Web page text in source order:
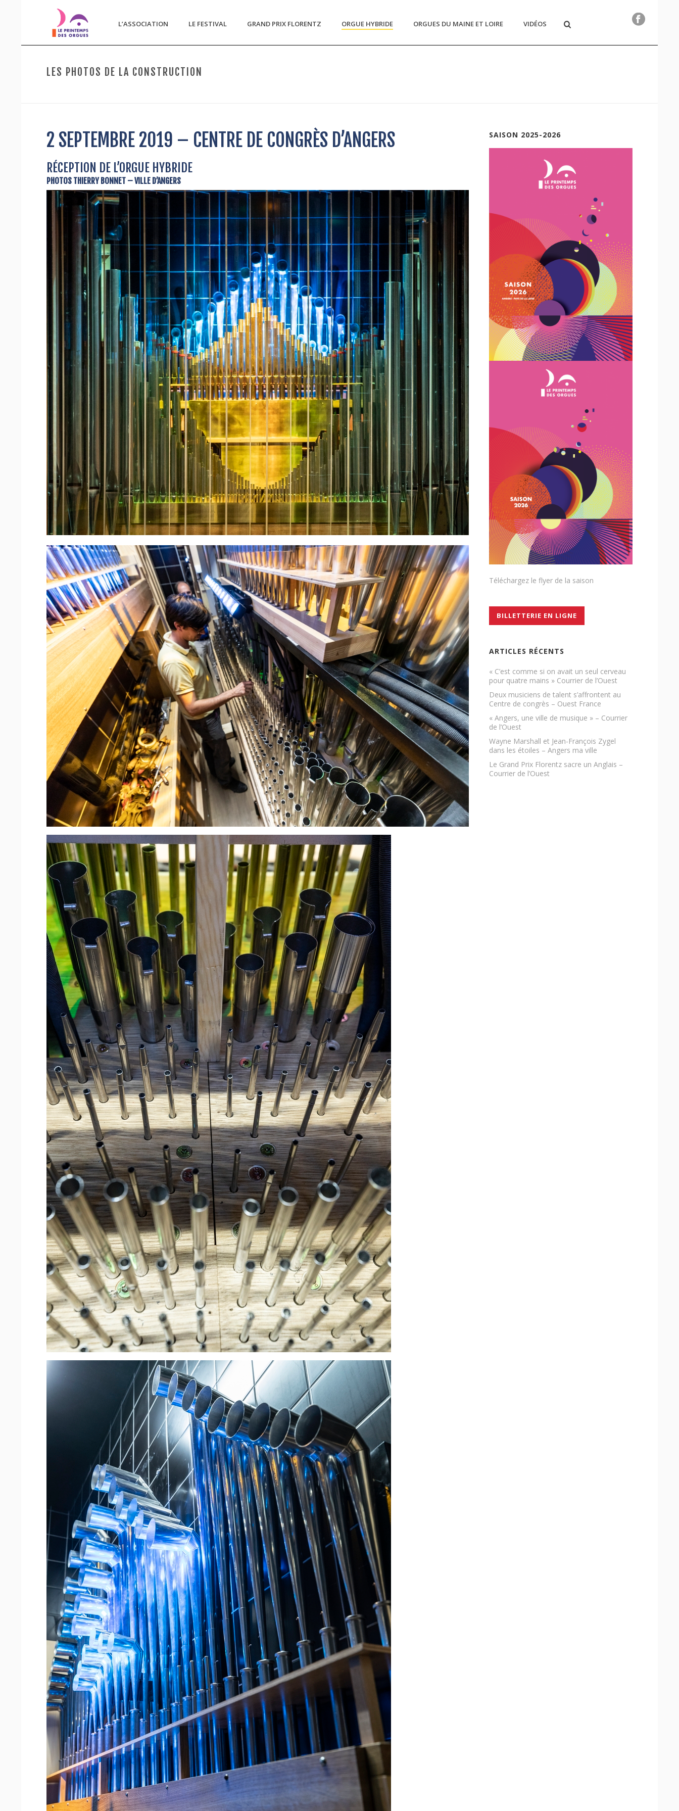
L’ASSOCIATION LE FESTIVAL GRAND PRIX FLORENTZ ORGUE HYBRIDE ORGUES DU MAINE ET LOIRE VIDÉOS
LES PHOTOS DE LA CONSTRUCTION
2 SEPTEMBRE 2019 – CENTRE DE CONGRÈS D’ANGERS
RÉCEPTION DE L’ORGUE HYBRIDE
PHOTOS THIERRY BONNET – VILLE D’ANGERS
SAISON 2025-2026
Téléchargez le flyer de la saison
BILLETTERIE EN LIGNE
ARTICLES RÉCENTS
« C’est comme si on avait un seul cerveau
pour quatre mains » Courrier de l’Ouest
Deux musiciens de talent s’affrontent au
Centre de congrès – Ouest France
« Angers, une ville de musique » – Courrier
de l’Ouest
Wayne Marshall et Jean-François Zygel
dans les étoiles – Angers ma ville
Le Grand Prix Florentz sacre un Anglais –
Courrier de l’Ouest